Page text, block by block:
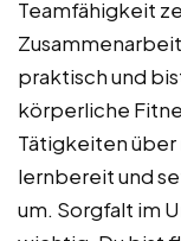
Teamfähigkeit
praktisch und
körperliche
Tätigkeiten über
lernbereit und
um. Sorgfalt im